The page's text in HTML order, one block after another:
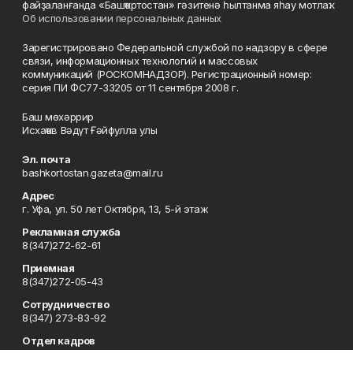
файҙаланғанда «Башҡортостан» гәзитенә һылтанма яһау мотлаҡ.
Об использовании персональных данных
Зарегистрировано Федеральной службой по надзору в сфере
связи, информационных технологий и массовых
коммуникаций (РОСКОМНАДЗОР). Регистрационный номер:
серия ПИ ФС77-33205 от 11 сентября 2008 г.
Баш мөхәррир
Исхаҡов Вәдүт Ғәйфулла улы
Эл. почта
bashkortostan.gazeta@mail.ru
Адрес
г. Уфа, ул. 50 лет Октября, 13, 5-й этаж
Рекламная служба
8(347)272-62-61
Приемная
8(347)272-05-43
Сотрудничество
8(347) 273-83-92
Отдел кадров
8(347)272-05-43